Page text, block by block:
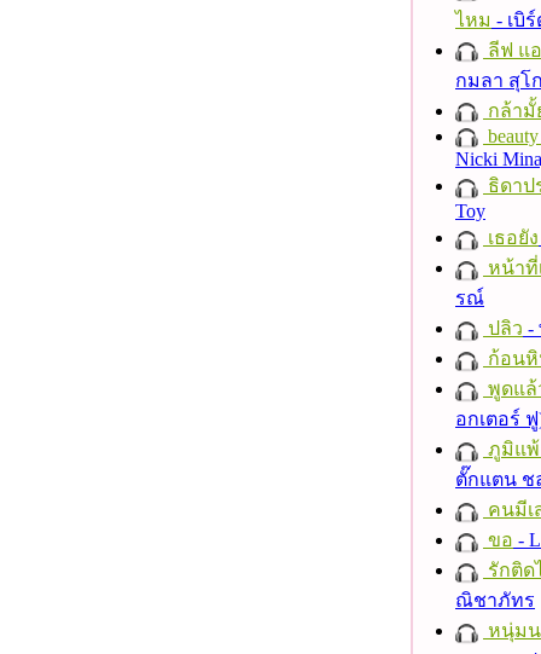
ไหม - เบิ
ลีฟ แอ
กมลา สุโ
กล้ามั้
Nicki
ธิดาป
Toy
เธอยัง
หน้าที่
รณ์
ปลิว -
ก้อน
พูดแล้
อกเตอร์
ภูมิแพ้
ตั๊กแตน ช
คนมีเ
ขอ -
รักติด
ณิชาภัทร
หนุ่มน